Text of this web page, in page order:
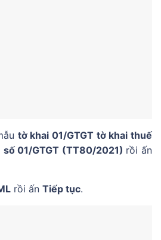
tờ khai 01/GTGT tờ khai thuế
số 01/GTGT (TT80/2021) rồi ấn
rồi ấn Tiếp tục.